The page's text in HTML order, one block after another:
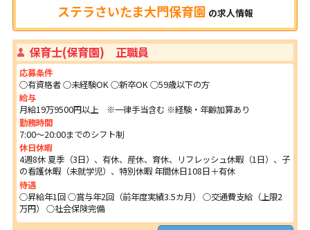
ステラさいたま大門保育園 の求人情報
保育士(保育園) 正職員
応募条件
○有資格者 ○未経験OK ○新卒OK ○59歳以下の方
給与
月給19万9500円以上 ※一律手当含む ※経験・年齢加算あり
勤務時間
7:00～20:00までのシフト制
休日休暇
4週8休 夏季（3日）、有休、産休、育休、リフレッシュ休暇（1日）、子
の看護休暇（未就学児）、特別休暇 年間休日108日＋有休
待遇
○昇給年1回 ○賞与年2回（前年度実績3.5カ月） ○交通費支給（上限2
万円） ○社会保険完備